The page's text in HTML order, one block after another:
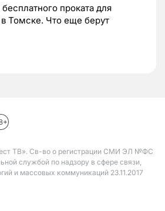
проката для
Томске. Что еще берут
ТВ». Св-во о регистрации СМИ ЭЛ №ФС
службой по надзору в сфере связи,
и массовых коммуникаций 23.11.2017